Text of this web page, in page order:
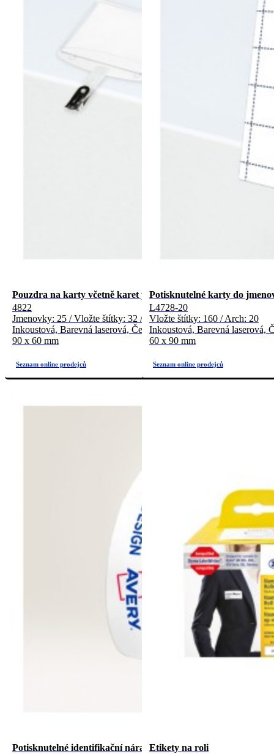
Pouzdra na karty včetně karet pro potisk
4822
Jmenovky: 25 / Vložte štítky: 32 / Počet archů: 4
Inkoustová, Barevná laserová, Černobílá laserová, Kopírka
90 x 60 mm
Potisknutelné karty do
L4728-20
Vložte štítky: 160 / Arch: 20
Inkoustová, Barevná laserová,
60 x 90 mm
Potisknutelné identifikační náramkyEtikety na roli